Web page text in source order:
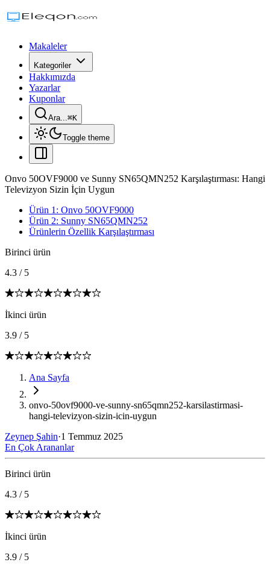
Makaleler
Kategoriler
Hakkımızda
Yazarlar
Kuponlar
Ara...⌘K
Toggle theme
Onvo 50OVF9000 ve Sunny SN65QMN252 Karşılaştırması: Hangi
Televizyon Sizin İçin Uygun
Ürün 1: Onvo 50OVF9000
Ürün 2: Sunny SN65QMN252
Ürünlerin Özellik Karşılaştırması
Birinci ürün
4.3 / 5
İkinci ürün
3.9 / 5
Ana Sayfa
onvo-50ovf9000-ve-sunny-sn65qmn252-karsilastirmasi-
hangi-televizyon-sizin-icin-uygun
Zeynep Şahin·1 Temmuz 2025
En Çok Arananlar
Birinci ürün
4.3 / 5
İkinci ürün
3.9 / 5